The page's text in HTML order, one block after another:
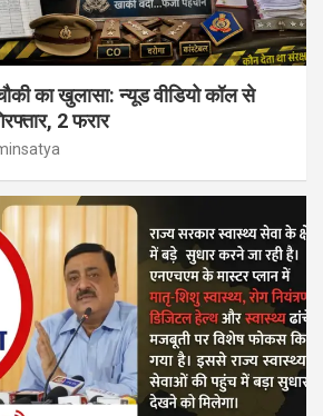
का खुलासा: न्यूड वीडियो कॉल से
2 फरार